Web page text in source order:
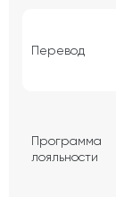
Перевод
Программа
лояльности